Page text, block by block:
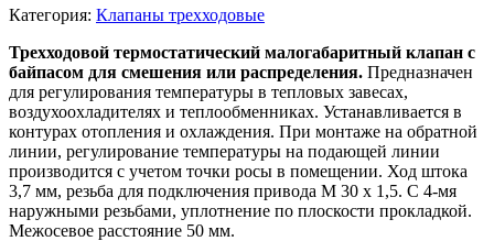
Категория: Клапаны трехходовые
Трехходовой термостатический малогабаритный клапан с
байпасом для смешения или распределения. Предназначен
для регулирования температуры в тепловых завесах,
воздухоохладителях и теплообменниках. Устанавливается в
контурах отопления и охлаждения. При монтаже на обратной
линии, регулирование температуры на подающей линии
производится с учетом точки росы в помещении. Ход штока
3,7 мм, резьба для подключения привода М 30 х 1,5. С 4-мя
наружными резьбами, уплотнение по плоскости прокладкой.
Межосевое расстояние 50 мм.